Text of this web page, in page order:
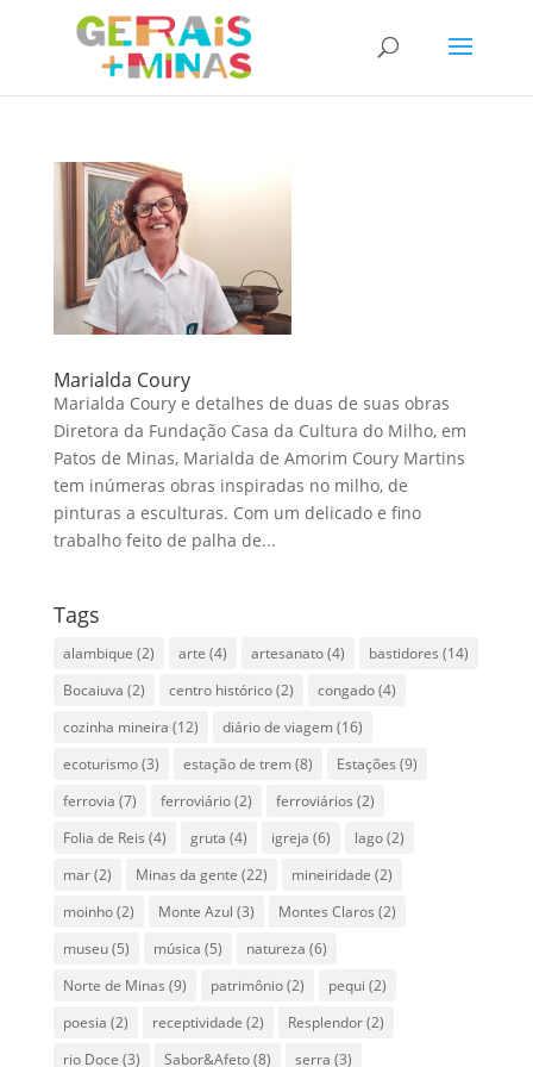
Marialda Coury
Marialda Coury e detalhes de duas de suas obras
Diretora da Fundação Casa da Cultura do Milho, em
Patos de Minas, Marialda de Amorim Coury Martins
tem inúmeras obras inspiradas no milho, de
pinturas a esculturas. Com um delicado e fino
trabalho feito de palha de...
Tags
alambique (2) arte (4) artesanato(4) bastidores (14)
Bocaiuva (2) centro histórico(2) congado(4)
cozinha mineira (12) diário de viagem(16)
ecoturismo(3) estação de trem(8) Estações (9)
ferrovia (7) ferroviário(2) ferroviários (2)
Folia de Reis (4) gruta (4) igreja (6) lago(2)
mar(2) Minas da gente (22) mineiridade (2)
moinho(2) Monte Azul (3) Montes Claros (2)
museu(5) música (5) natureza (6)
Norte de Minas (9) patrimônio(2) pequi (2)
poesia (2) receptividade (2) Resplendor(2)
rio Doce (3) Sabor&Afeto(8) serra (3)